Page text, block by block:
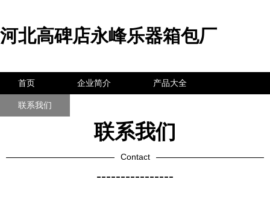
河北高碑店永峰乐器箱包厂
首页 企业简介 产品大全
联系我们
联系我们
Contact
----------------